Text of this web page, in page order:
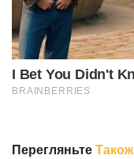
ПерегляньтеТакож